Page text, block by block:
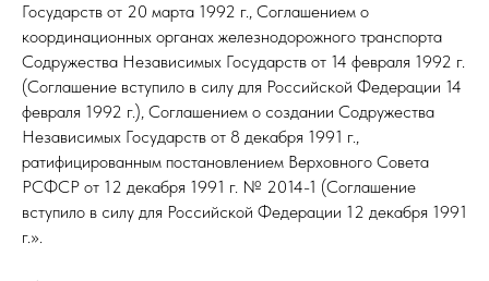
Государств от 20 марта 1992 г., Соглашением о
координационных органах железнодорожного транспорта
Содружества Независимых Государств от 14 февраля 1992 г.
(Соглашение вступило в силу для Российской Федерации 14
февраля 1992 г.), Соглашением о создании Содружества
Независимых Государств от 8 декабря 1991 г.,
ратифицированным постановлением Верховного Совета
РСФСР от 12 декабря 1991 г. № 2014-1 (Соглашение
вступило в силу для Российской Федерации 12 декабря 1991
г.».